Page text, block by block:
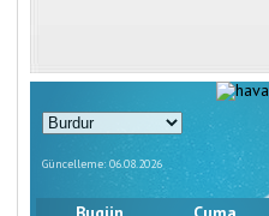
Güncelleme: 06.08.2026